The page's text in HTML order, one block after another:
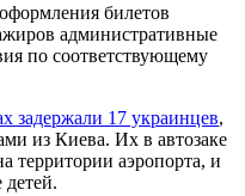
билетов
административные
по соответствующему
задержали 17 украинцев,
из Киева. Их в автозаке
территории аэропорта, и
детей.